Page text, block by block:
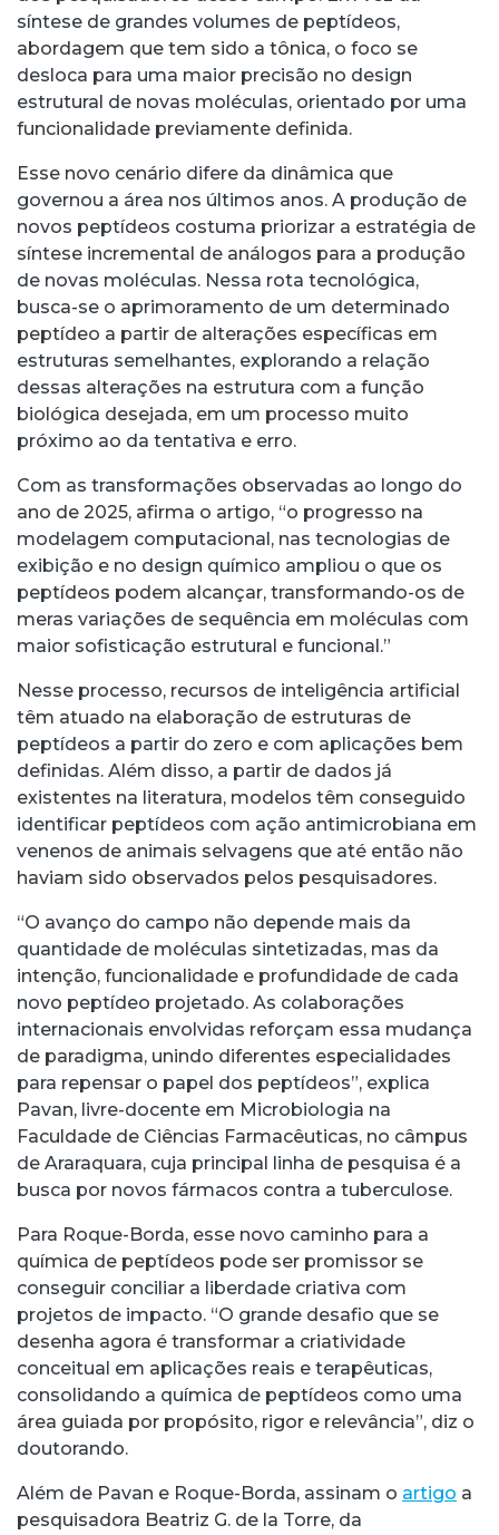
síntese de grandes volumes de peptídeos,
abordagem que tem sido a tônica, o foco se
desloca para uma maior precisão no design
estrutural de novas moléculas, orientado por uma
funcionalidade previamente definida.
Esse novo cenário difere da dinâmica que
governou a área nos últimos anos. A produção de
novos peptídeos costuma priorizar a estratégia de
síntese incremental de análogos para a produção
de novas moléculas. Nessa rota tecnológica,
busca-se o aprimoramento de um determinado
peptídeo a partir de alterações específicas em
estruturas semelhantes, explorando a relação
dessas alterações na estrutura com a função
biológica desejada, em um processo muito
próximo ao da tentativa e erro.
Com as transformações observadas ao longo do
ano de 2025, afirma o artigo, “o progresso na
modelagem computacional, nas tecnologias de
exibição e no design químico ampliou o que os
peptídeos podem alcançar, transformando-os de
meras variações de sequência em moléculas com
maior sofisticação estrutural e funcional.”
Nesse processo, recursos de inteligência artificial
têm atuado na elaboração de estruturas de
peptídeos a partir do zero e com aplicações bem
definidas. Além disso, a partir de dados já
existentes na literatura, modelos têm conseguido
identificar peptídeos com ação antimicrobiana em
venenos de animais selvagens que até então não
haviam sido observados pelos pesquisadores.
“O avanço do campo não depende mais da
quantidade de moléculas sintetizadas, mas da
intenção, funcionalidade e profundidade de cada
novo peptídeo projetado. As colaborações
internacionais envolvidas reforçam essa mudança
de paradigma, unindo diferentes especialidades
para repensar o papel dos peptídeos”, explica
Pavan, livre-docente em Microbiologia na
Faculdade de Ciências Farmacêuticas, no câmpus
de Araraquara, cuja principal linha de pesquisa é a
busca por novos fármacos contra a tuberculose.
Para Roque-Borda, esse novo caminho para a
química de peptídeos pode ser promissor se
conseguir conciliar a liberdade criativa com
projetos de impacto. “O grande desafio que se
desenha agora é transformar a criatividade
conceitual em aplicações reais e terapêuticas,
consolidando a química de peptídeos como uma
área guiada por propósito, rigor e relevância”, diz o
doutorando.
Além de Pavan e Roque-Borda, assinam o artigo a
pesquisadora Beatriz G. de la Torre, da